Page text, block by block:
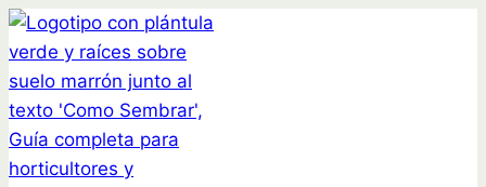
Saltar
al
contenido